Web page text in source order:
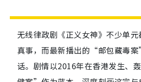
无线律政剧《正义女神》不少单
真事，而最新播出的“邮包藏毒
话。剧情以2016年在香港发生、